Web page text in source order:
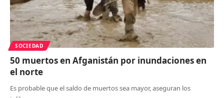
SOCIEDAD
50 muertos en Afganistán por inundaciones en
el norte
Es probable que el saldo de muertos sea mayor, aseguran los